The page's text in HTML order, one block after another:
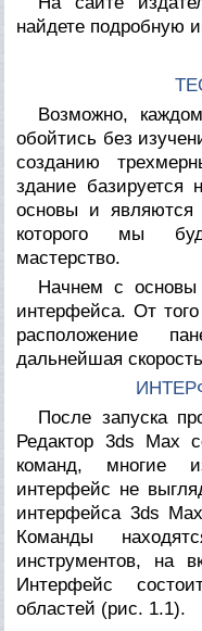
найдете подробную
Возможно,
обойтись без
созданию
здание базируется
основы и
которого мы
мастерство.
Начнем с
интерфейса. От
расположение
дальнейшая
После запуска
Редактор 3ds Max
команд, многие
интерфейс не
интерфейса 3ds
Команды
инструментов, на
Интерфейс
областей (рис. 1.1).